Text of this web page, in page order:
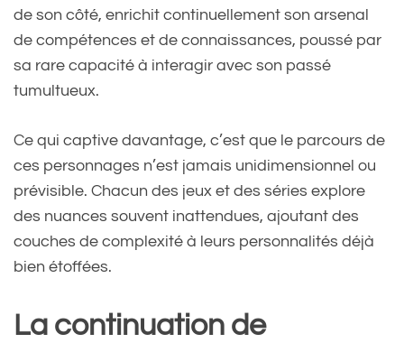
de son côté, enrichit continuellement son arsenal
de compétences et de connaissances, poussé par
sa rare capacité à interagir avec son passé
tumultueux.
Ce qui captive davantage, c’est que le parcours de
ces personnages n’est jamais unidimensionnel ou
prévisible. Chacun des jeux et des séries explore
des nuances souvent inattendues, ajoutant des
couches de complexité à leurs personnalités déjà
bien étoffées.
La continuation de